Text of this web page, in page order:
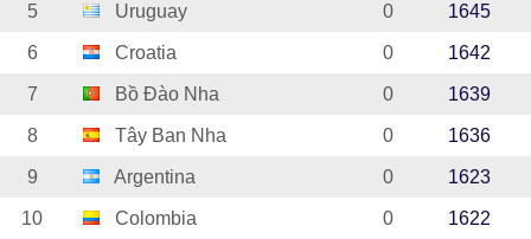
5 Uruguay 0 1645
6 Croatia 0 1642
7 Bồ Đào Nha 0 1639
8 Tây Ban Nha 0 1636
9 Argentina 0 1623
10 Colombia 0 1622